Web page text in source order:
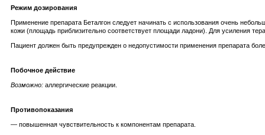
Режим дозирования
Применение препарата Беталгон следует начинать с использования очень
кожи (площадь приблизительно соответствует площади ладони). Для усиления
Пациент должен быть предупрежден о недопустимости применения препарата
Побочное действие
Возможно: аллергические реакции.
Противопоказания
— повышенная чувствительность к компонентам препарата.